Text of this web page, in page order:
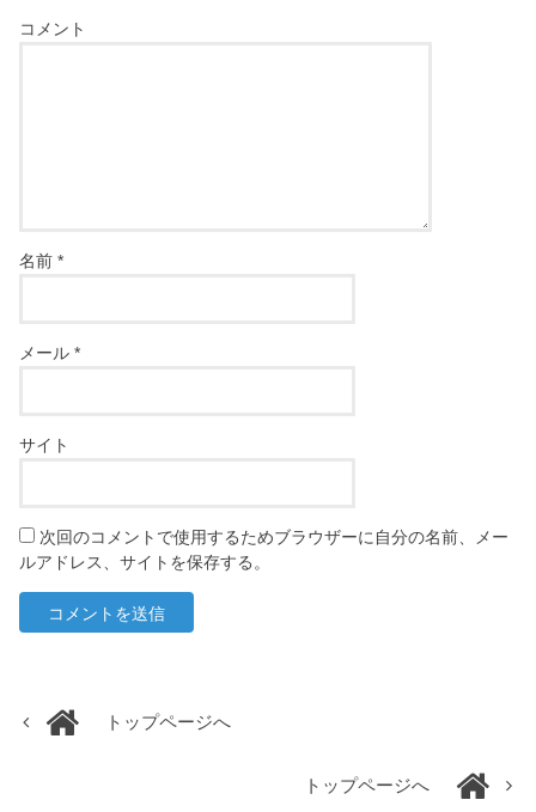
コメント
名前*
メール*
サイト
次回のコメントで使用するためブラウザーに自分の名前、メー
ルアドレス、サイトを保存する。
トップページへ
トップページへ